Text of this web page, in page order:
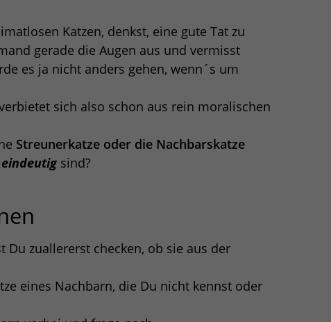
Katzen, denkst, eine gute Tat zu
gerade die Augen aus und vermisst
es ja nicht anders gehen, wenn´s um
sich also schon aus rein moralischen
Streunerkatze oder die Nachbarskatze
eindeutigsind?
Du zuallererst checken, ob sie aus der
eines Nachbarn, die Du nicht kennst oder